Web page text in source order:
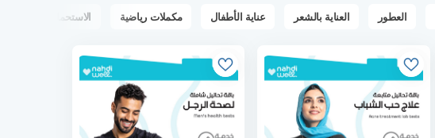
العطور العناية بالشعر عناية الأطفال مكملات رياضية الاستحمام والعناية